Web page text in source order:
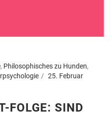
, Philosophisches zu Hunden,
25. Februar
FOLGE: SIND